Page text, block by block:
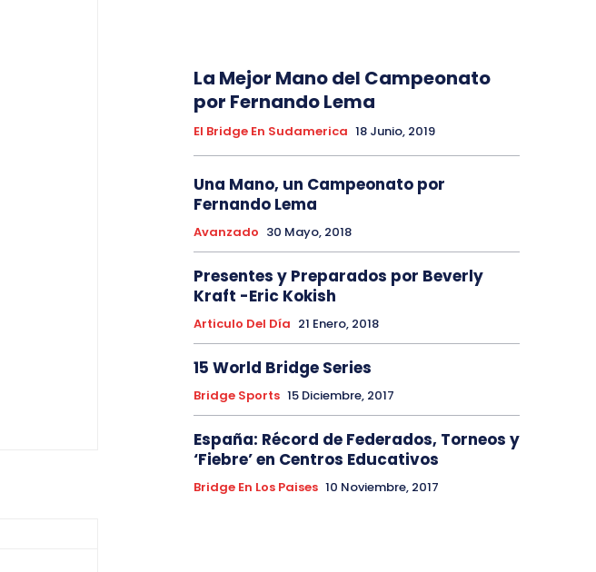
La Mejor Mano del Campeonato
por Fernando Lema
El Bridge En Sudamerica 18 Junio, 2019
Una Mano, un Campeonato por
Fernando Lema
Avanzado 30 Mayo, 2018
Presentes y Preparados por Beverly
Kraft -Eric Kokish
Articulo Del Día 21 Enero, 2018
15 World Bridge Series
Bridge Sports 15 Diciembre, 2017
España: Récord de Federados, Torneos y
‘Fiebre’ en Centros Educativos
Bridge En Los Paises 10 Noviembre, 2017